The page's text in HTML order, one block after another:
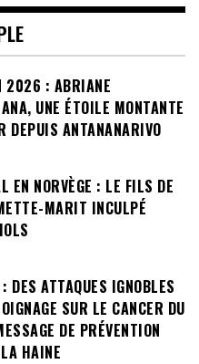
2026 : ABRIANE
UNE ÉTOILE MONTANTE
DEPUIS ANTANANARIVO
EN NORVÈGE : LE FILS DE
MARIT INCULPÉ
DES ATTAQUES IGNOBLES
SUR LE CANCER DU
DE PRÉVENTION
HAINE